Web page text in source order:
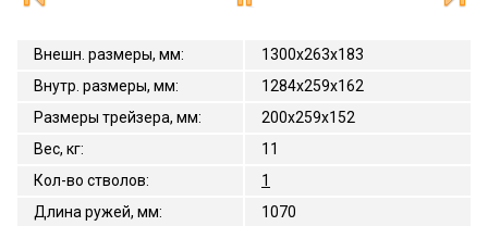
Внешн. размеры, мм:
1300x263x183
Внутр. размеры, мм:
1284x259x162
Размеры трейзера, мм:
200x259x152
Вес, кг:
11
Кол-во стволов:
1
Длина ружей, мм:
1070